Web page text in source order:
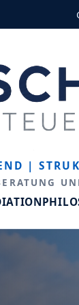
|